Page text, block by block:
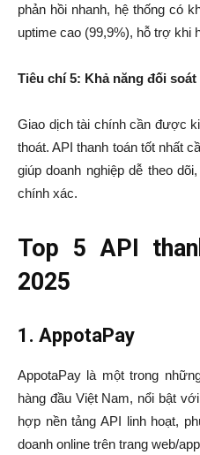
phản hồi nhanh, hệ thống có
uptime cao (99,9%), hỗ trợ khi
Tiêu chí 5: Khả năng đối soát
Giao dịch tài chính cần được
thoát. API thanh toán tốt nhất
giúp doanh nghiệp dễ theo
chính xác.
Top 5 API
2025
1. AppotaPay
AppotaPay là một trong
hàng đầu Việt Nam, nổi bật
hợp nền tảng API linh hoạt,
doanh online trên trang web/